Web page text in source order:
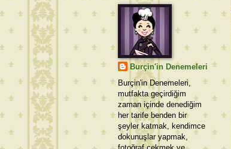
Burçin'in Denemeleri
Burçin'in Denemeleri,
mutfakta geçirdiğim
zaman içinde denediğim
her tarife benden bir
şeyler katmak, kendimce
dokunuşlar yapmak,